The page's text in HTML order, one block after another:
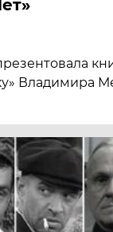
Владимира